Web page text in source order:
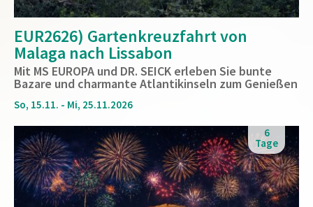
EUR2626) Gartenkreuzfahrt von
Malaga nach Lissabon
Mit MS EUROPA und DR. SEICK erleben Sie bunte
Bazare und charmante Atlantikinseln zum Genießen
So, 15.11. - Mi, 25.11.2026
6
Tage